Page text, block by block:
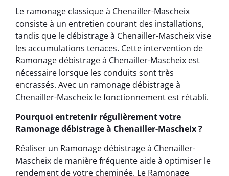
Le ramonage classique à Chenailler-Mascheix
consiste à un entretien courant des installations,
tandis que le débistrage à Chenailler-Mascheix vise
les accumulations tenaces. Cette intervention de
Ramonage débistrage à Chenailler-Mascheix est
nécessaire lorsque les conduits sont très
encrassés. Avec un ramonage débistrage à
Chenailler-Mascheix le fonctionnement est rétabli.
Pourquoi entretenir régulièrement votre
Ramonage débistrage à Chenailler-Mascheix ?
Réaliser un Ramonage débistrage à Chenailler-
Mascheix de manière fréquente aide à optimiser le
rendement de votre cheminée. Le Ramonage